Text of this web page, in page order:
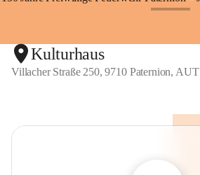
Kulturhaus
Villacher Straße 250, 9710 Paternion, AUT